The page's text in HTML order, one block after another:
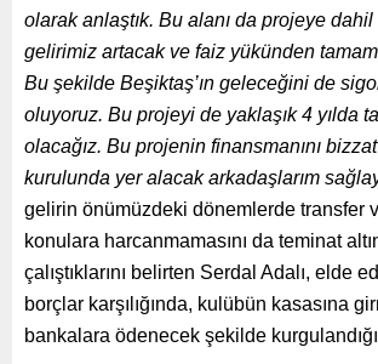
olarak anlaştık. Bu alanı da projeye
gelirimiz artacak ve faiz yükünden
Bu şekilde Beşiktaş’ın geleceğini de
oluyoruz. Bu projeyi de yaklaşık 4 yılda
olacağız. Bu projenin finansmanını
kurulunda yer alacak arkadaşlarım
gelirin önümüzdeki dönemlerde transfer
konulara harcanmamasını da teminat
çalıştıklarını belirten Serdal Adalı, elde
borçlar karşılığında, kulübün kasasına
bankalara ödenecek şekilde